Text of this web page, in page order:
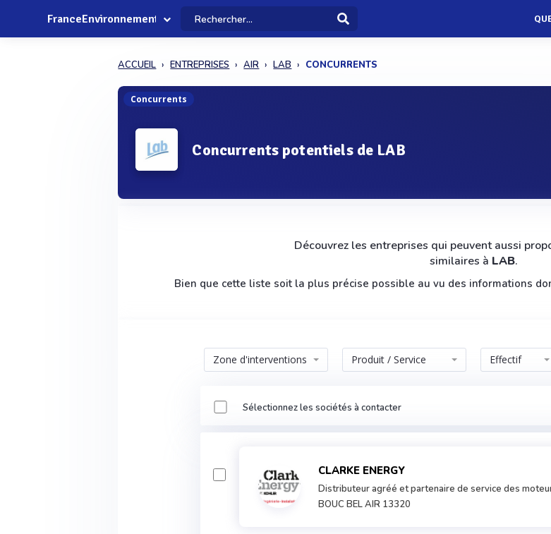
FranceEnvironnement
ACCUEIL ENTREPRISES AIR LAB CONCURRENTS
Concurrents
Concurrents potentiels de LAB
Découvrez les entreprises qui peuvent aussi
similaires à LAB.
Bien que cette liste soit la plus précise possible au vu des informations
Zone d'interventions Produit / Service Effectif
Sélectionnez les sociétés à contacter
CLARKE ENERGY
Distributeur agréé et partenaire de service des
BOUC BEL AIR 13320